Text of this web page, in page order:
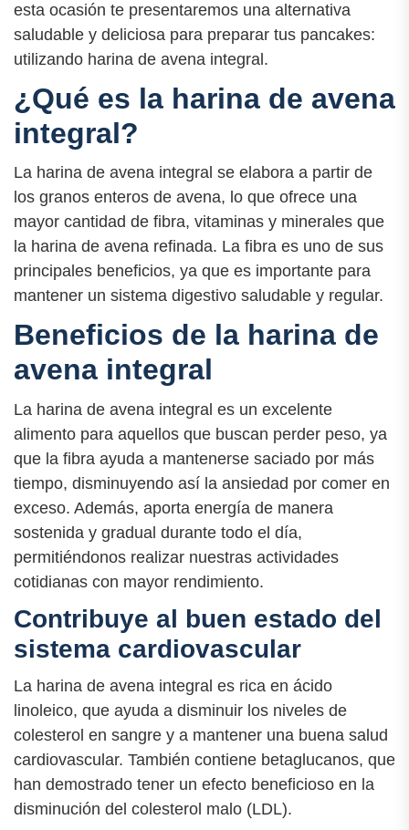
esta ocasión te presentaremos una alternativa
saludable y deliciosa para preparar tus pancakes:
utilizando harina de avena integral.
¿Qué es la harina de avena
integral?
La harina de avena integral se elabora a partir de
los granos enteros de avena, lo que ofrece una
mayor cantidad de fibra, vitaminas y minerales que
la harina de avena refinada. La fibra es uno de sus
principales beneficios, ya que es importante para
mantener un sistema digestivo saludable y regular.
Beneficios de la harina de
avena integral
La harina de avena integral es un excelente
alimento para aquellos que buscan perder peso, ya
que la fibra ayuda a mantenerse saciado por más
tiempo, disminuyendo así la ansiedad por comer en
exceso. Además, aporta energía de manera
sostenida y gradual durante todo el día,
permitiéndonos realizar nuestras actividades
cotidianas con mayor rendimiento.
Contribuye al buen estado del
sistema cardiovascular
La harina de avena integral es rica en ácido
linoleico, que ayuda a disminuir los niveles de
colesterol en sangre y a mantener una buena salud
cardiovascular. También contiene betaglucanos, que
han demostrado tener un efecto beneficioso en la
disminución del colesterol malo (LDL).